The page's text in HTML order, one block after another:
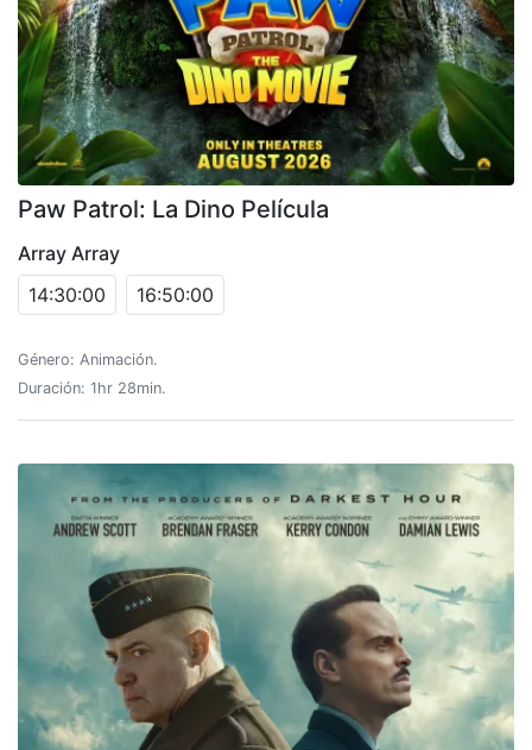
Paw Patrol: La Dino Película
Array Array
14:30:00
16:50:00
Género: Animación.
Duración: 1hr 28min.